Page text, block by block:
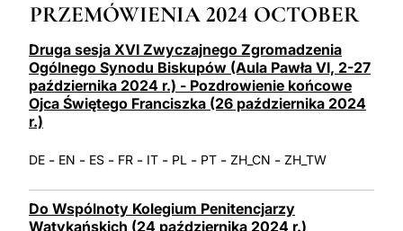
LATINE
PRZEMÓWIENIA 2024 OCTOBER
Druga sesja XVI Zwyczajnego Zgromadzenia
Ogólnego Synodu Biskupów (Aula Pawła VI, 2-27
października 2024 r.) - Pozdrowienie końcowe
Ojca Świętego Franciszka (26 października 2024
r.)
DE - EN - ES - FR - IT - PL - PT - ZH_CN - ZH_TW
Do Wspólnoty Kolegium Penitencjarzy
Watykańskich (24 października 2024 r.)